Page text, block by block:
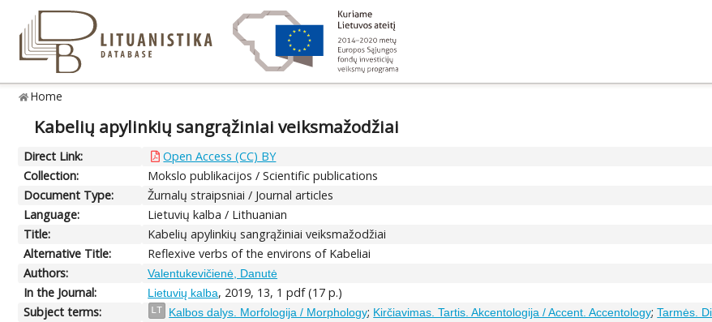
Home
Kabelių apylinkių sangrąžiniai veiksmažodžiai
Direct Link:
Open Access (CC) BY
Collection:
Mokslo publikacijos / Scientific publications
Document Type:
Žurnalų straipsniai / Journal articles
Language:
Lietuvių kalba / Lithuanian
Title:
Kabelių apylinkių sangrąžiniai veiksmažodžiai
Alternative Title:
Reflexive verbs of the environs of Kabeliai
Authors:
Valentukevičienė, Danutė
In the Journal: Lietuvių kalba, 2019, 13, 1 pdf (17 p.)
Subject terms:
LT Kalbos dalys. Morfologija / Morphology; Kirčiavimas. Tartis. Akcentologija / Accent. Accentology;Tarmės.